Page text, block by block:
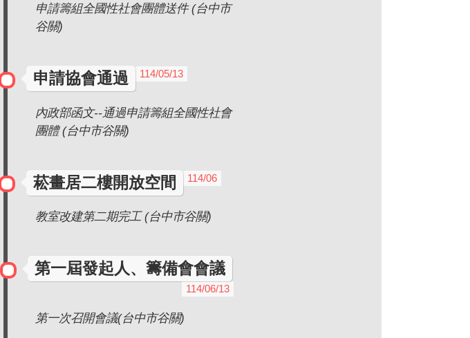
申請籌組全國性社會團體送件 (台中市
谷關)
申請協會通過 114/05/13
內政部函文--通過申請籌組全國性社會
團體 (台中市谷關)
菘畫居二樓開放空間 114/06
教室改建第二期完工 (台中市谷關)
第一屆發起人、籌備會會議
114/06/13
第一次召開會議(台中市谷關)